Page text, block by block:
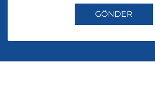
GÖNDER